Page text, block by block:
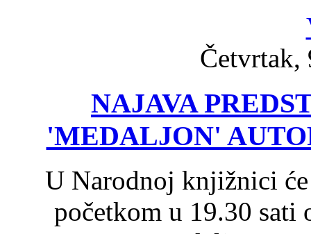
Četvrtak,
NAJAVA
'MEDALJON'
U Narodnoj knjižnici
početkom u 19.30 sati